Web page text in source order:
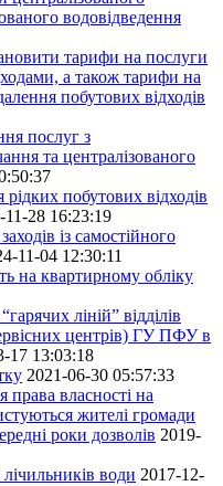
водовідведення
тарифи на послуги
а також тарифи на
побутових відходів
послуг з
та централізованого
побутових відходів
11-28 16:23:19
із самостійного
11-04 12:30:11
на квартирному обліку
ліній” відділів
центрів) ГУ ПФУ в
17 13:03:18
2021-06-30 05:57:33
права власності на
жителі громади
роки дозволів 2019-
води 2017-12-